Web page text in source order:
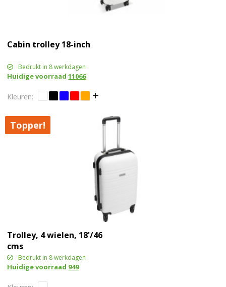
Cabin trolley 18-inch
Bedrukt in 8 werkdagen
Huidige voorraad11066
Topper!
Trolley, 4 wielen, 18'/46
cms
Bedrukt in 8 werkdagen
Huidige voorraad 949